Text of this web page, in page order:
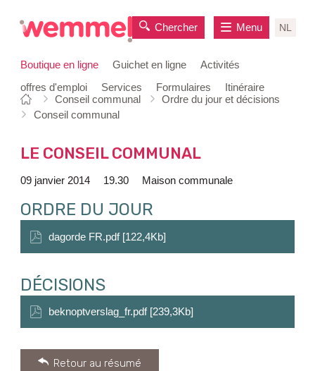
au
Boutique en ligne Guichet en ligne
Activités
offres d'emploi
Services Formulaires Itinéraire
Chercher NL
Menu
Vous
êtes
Page
de
Conseil communal
Ordre du jour et décisions
Conseil communal
LE CONSEIL COMMUNAL
09 janvier 2014 19.30 Maison communale
ORDRE DU JOUR
dagorde FR.pdf [122,4Kb]
DÉCISIONS
beknoptverslag_fr.pdf [239,3Kb]
Retour au résumé